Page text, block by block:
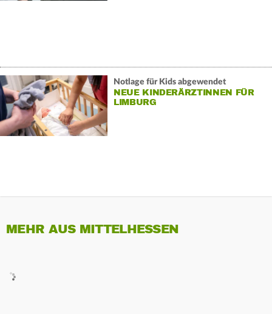
Notlage für Kids abgewendet
NEUE KINDERÄRZTINNEN FÜR
LIMBURG
MEHR AUS MITTELHESSEN